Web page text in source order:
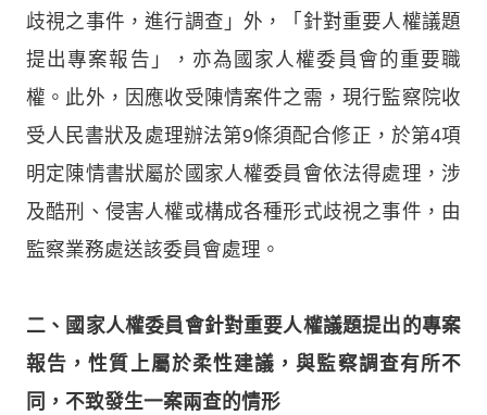
歧視之事件，進行調查」外，「針對重要人權議題
提出專案報告」，亦為國家人權委員會的重要職
權。此外，因應收受陳情案件之需，現行監察院收
受人民書狀及處理辦法第9條須配合修正，於第4項
明定陳情書狀屬於國家人權委員會依法得處理，涉
及酷刑、侵害人權或構成各種形式歧視之事件，由
監察業務處送該委員會處理。
二、國家人權委員會針對重要人權議題提出的專案
報告，性質上屬於柔性建議，與監察調查有所不
同，不致發生一案兩查的情形